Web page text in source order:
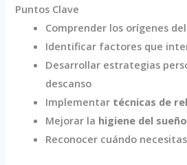
Puntos Clave
Comprender los orígenes
Identificar factores que
Desarrollar estrategias
descanso
Implementar técnicas de
Mejorar la higiene del sueño
Reconocer cuándo